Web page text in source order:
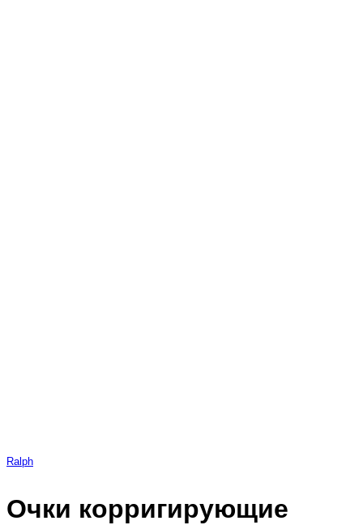
Ralph
Очки корригирующие